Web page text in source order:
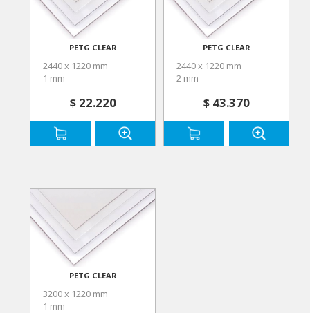
PETG CLEAR
2440 x 1220 mm
1 mm
$ 22.220
PETG CLEAR
2440 x 1220 mm
2 mm
$ 43.370
PETG CLEAR
3200 x 1220 mm
1 mm